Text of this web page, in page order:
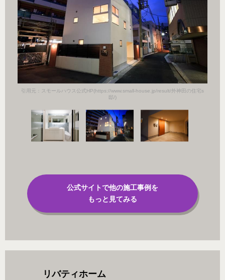
引用元：スモールハウス公式HP(https://www.small-house.jp/result/外神田の住宅s
邸/)
公式サイトで他の施工事例を
もっと見てみる
リバティホーム